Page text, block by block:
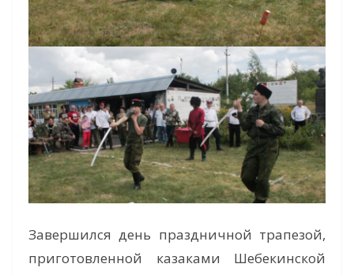
Завершился день праздничной трапезой,
приготовленной казаками Шебекинской